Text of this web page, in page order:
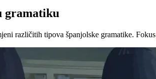
gramatiku
različitih tipova španjolske gramatike. Fokus